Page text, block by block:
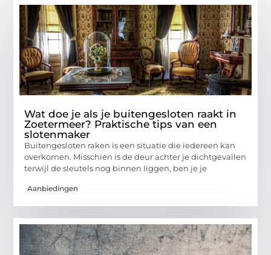
Wat doe je als je buitengesloten raakt in
Zoetermeer? Praktische tips van een
slotenmaker
Buitengesloten raken is een situatie die iedereen kan
overkomen. Misschien is de deur achter je dichtgevallen
terwijl de sleutels nog binnen liggen, ben je je
Aanbiedingen